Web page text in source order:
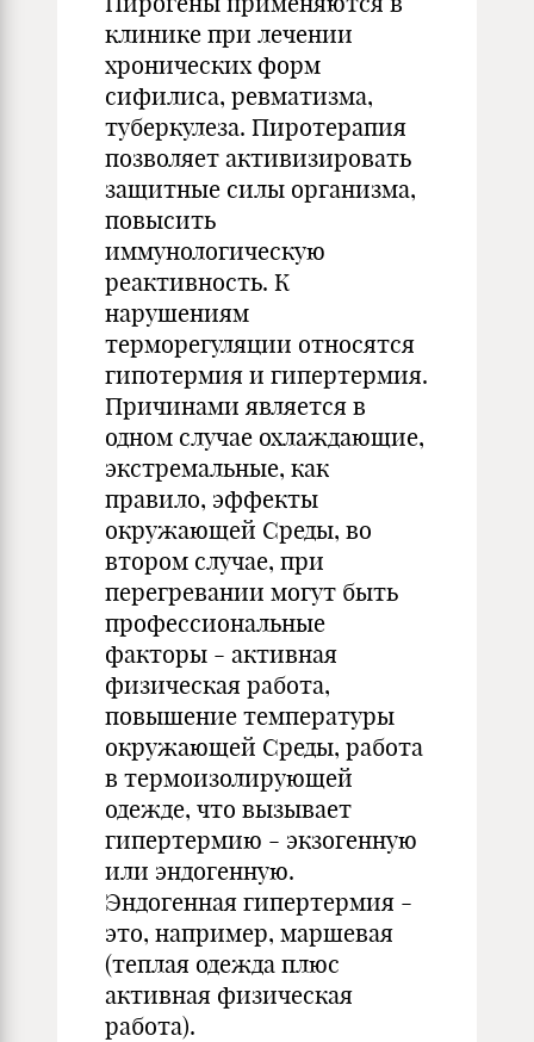
клинике при лечении
хронических форм
сифилиса, ревматизма,
туберкулеза. Пиротерапия
позволяет активизировать
защитные силы организма,
повысить
иммунологическую
реактивность. К
нарушениям
терморегуляции относятся
гипотермия и гипертермия.
Причинами является в
одном случае охлаждающие,
экстремальные, как
правило, эффекты
окружающей Среды, во
втором случае, при
перегревании могут быть
профессиональные
факторы - активная
физическая работа,
повышение температуры
окружающей Среды, работа
в термоизолирующей
одежде, что вызывает
гипертермию - экзогенную
или эндогенную.
Эндогенная гипертермия -
это, например, маршевая
(теплая одежда плюс
активная физическая
работа).